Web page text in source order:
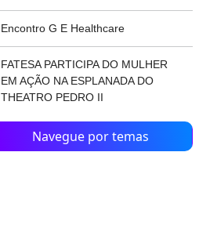
Encontro G E Healthcare
FATESA PARTICIPA DO MULHER
EM AÇÃO NA ESPLANADA DO
THEATRO PEDRO II
Navegue por temas